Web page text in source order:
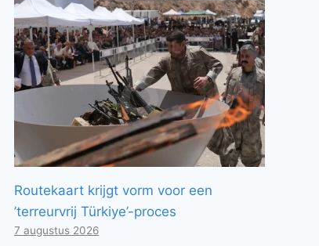
Routekaart krijgt vorm voor een
’terreurvrij Türkiye’-proces
7 augustus 2026